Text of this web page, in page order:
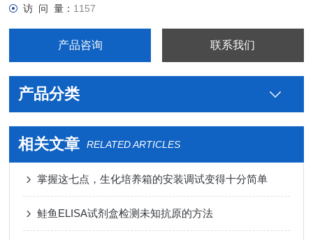
访 问 量： 1157
产品咨询 联系我们
产品分类
相关文章 RELATED ARTICLES
掌握这七点，生化培养箱的安装调试变得十分简单
鲑鱼ELISA试剂盒检测未知抗原的方法